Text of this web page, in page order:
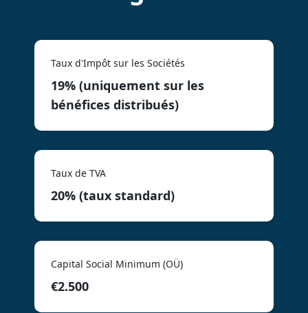
Taux d'Impôt sur les Sociétés
19% (uniquement sur les
bénéfices distribués)
Taux de TVA
20% (taux standard)
Capital Social Minimum (OÜ)
€2.500